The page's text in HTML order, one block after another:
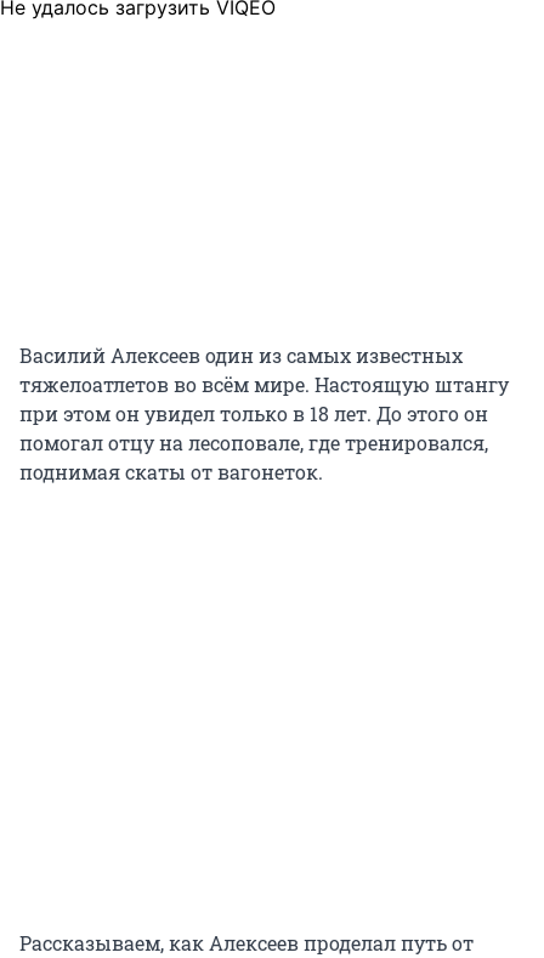
Не удалось загрузить VIQEO
Василий Алексеев один из самых известных
тяжелоатлетов во всём мире. Настоящую штангу
при этом он увидел только в 18 лет. До этого он
помогал отцу на лесоповале, где тренировался,
поднимая скаты от вагонеток.
Рассказываем, как Алексеев проделал путь от